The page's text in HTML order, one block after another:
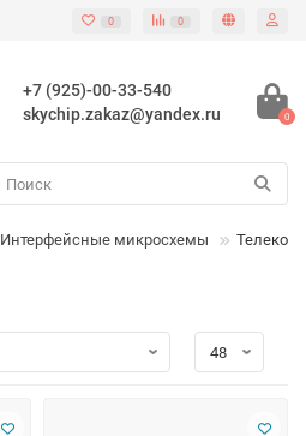
0 0
+7 (925)-00-33-540
skychip.zakaz@yandex.ru
0
Интерфейсные микросхемы Телеком